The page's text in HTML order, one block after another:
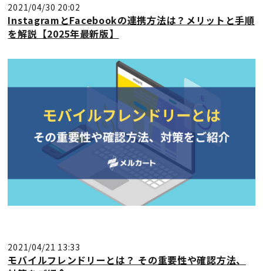
2021/04/30 20:02
InstagramとFacebookの連携方法は？メリットと手順
を解説【2025年最新版】
2021/04/21 13:33
モバイルフレンドリーとは？ その重要性や確認方法、